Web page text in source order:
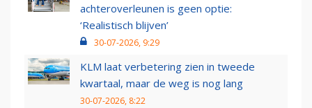
achteroverleunen is geen optie:
‘Realistisch blijven’
30-07-2026, 9:29
KLM laat verbetering zien in tweede
kwartaal, maar de weg is nog lang
30-07-2026, 8:22